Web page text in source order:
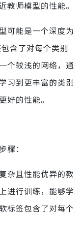
教师模型的性能。
可能是一个深度为
含了对每个类别
个较浅的网络，通
习到更丰富的类别
好的性能。
骤：
杂且性能优异的教
进行训练，能够学
标签包含了对每个